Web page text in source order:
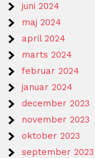
juni 2024
maj 2024
april 2024
marts 2024
februar 2024
januar 2024
december 2023
november 2023
oktober 2023
september 2023